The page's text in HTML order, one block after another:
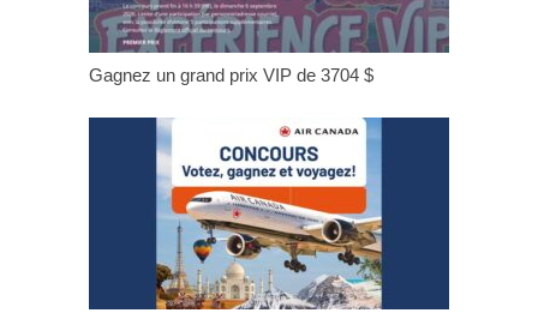
Gagnez un grand prix VIP de 3704 $